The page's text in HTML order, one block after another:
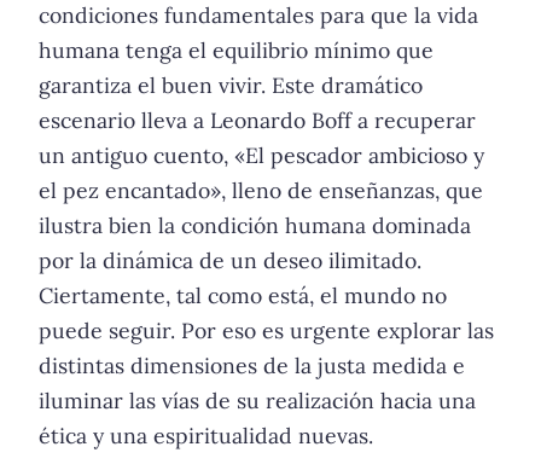
condiciones fundamentales para que la vida
humana tenga el equilibrio mínimo que
garantiza el buen vivir. Este dramático
escenario lleva a Leonardo Boff a recuperar
un antiguo cuento, «El pescador ambicioso y
el pez encantado», lleno de enseñanzas, que
ilustra bien la condición humana dominada
por la dinámica de un deseo ilimitado.
Ciertamente, tal como está, el mundo no
puede seguir. Por eso es urgente explorar las
distintas dimensiones de la justa medida e
iluminar las vías de su realización hacia una
ética y una espiritualidad nuevas.